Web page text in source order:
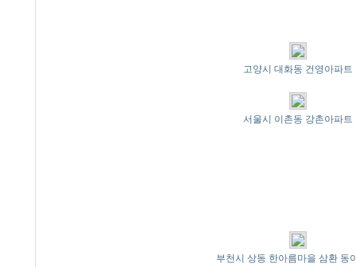
고양시 대화동 건영아파트
서울시 이촌동 강촌아파트
부천시 상동 한아름마을 삼환 동